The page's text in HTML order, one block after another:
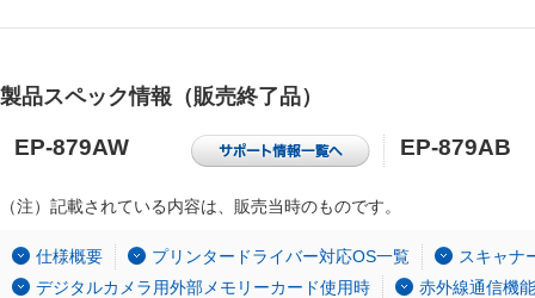
製品スペック情報（販売終了品）
EP-879AW EP-879AB
（注）記載されている内容は、販売当時のものです。
仕様概要 プリンタードライバー対応OS一覧
スキャナ
デジタルカメラ用外部メモリーカード使用時
赤外線通信機能